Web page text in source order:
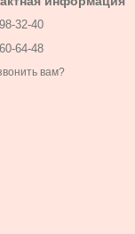
32-40
64-48
вам?